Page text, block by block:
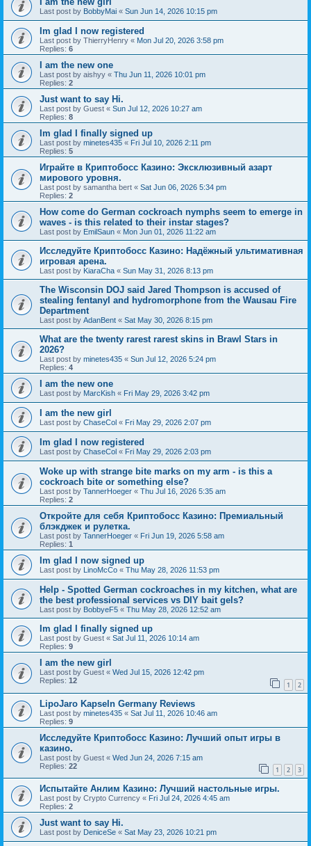
Last post by BobbyMai « Sun Jun 14, 2026 10:15 pm
Im glad I now registered
Last post by ThierryHenry « Mon Jul 20, 2026 3:58 pm
Replies: 6
I am the new one
Last post by aishyy « Thu Jun 11, 2026 10:01 pm
Replies: 2
Just want to say Hi.
Last post by Guest « Sun Jul 12, 2026 10:27 am
Replies: 8
Im glad I finally signed up
Last post by minetes435 « Fri Jul 10, 2026 2:11 pm
Replies: 5
Играйте в Криптобосс Казино: Эксклюзивный азарт
мирового уровня.
Last post by samantha bert « Sat Jun 06, 2026 5:34 pm
Replies: 2
How come do German cockroach nymphs seem to emerge in
waves - is this related to their instar stages?
Last post by EmilSaun « Mon Jun 01, 2026 11:22 am
Исследуйте Криптобосс Казино: Надёжный ультимативная
игровая арена.
Last post by KiaraCha « Sun May 31, 2026 8:13 pm
The Wisconsin DOJ said Jared Thompson is accused of
stealing fentanyl and hydromorphone from the Wausau Fire
Department
Last post by AdanBent « Sat May 30, 2026 8:15 pm
What are the twenty rarest rarest skins in Brawl Stars in
2026?
Last post by minetes435 « Sun Jul 12, 2026 5:24 pm
Replies: 4
I am the new one
Last post by MarcKish « Fri May 29, 2026 3:42 pm
I am the new girl
Last post by ChaseCol « Fri May 29, 2026 2:07 pm
Im glad I now registered
Last post by ChaseCol « Fri May 29, 2026 2:03 pm
Woke up with strange bite marks on my arm - is this a
cockroach bite or something else?
Last post by TannerHoeger « Thu Jul 16, 2026 5:35 am
Replies: 2
Откройте для себя Криптобосс Казино: Премиальный
блэкджек и рулетка.
Last post by TannerHoeger « Fri Jun 19, 2026 5:58 am
Replies: 1
Im glad I now signed up
Last post by LinoMcCo « Thu May 28, 2026 11:53 pm
Help - Spotted German cockroaches in my kitchen, what are
the best professional services vs DIY bait gels?
Last post by BobbyeF5 « Thu May 28, 2026 12:52 am
Im glad I finally signed up
Last post by Guest « Sat Jul 11, 2026 10:14 am
Replies: 9
I am the new girl
Last post by Guest « Wed Jul 15, 2026 12:42 pm
Replies: 12 1 2
LipoJaro Kapseln Germany Reviews
Last post by minetes435 « Sat Jul 11, 2026 10:46 am
Replies: 9
Исследуйте Криптобосс Казино: Лучший опыт игры в
казино.
Last post by Guest « Wed Jun 24, 2026 7:15 am
Replies: 22 1 2 3
Испытайте Анлим Казино: Лучший настольные игры.
Last post by Crypto Currency « Fri Jul 24, 2026 4:45 am
Replies: 2
Just want to say Hi.
Last post by DeniceSe « Sat May 23, 2026 10:21 pm